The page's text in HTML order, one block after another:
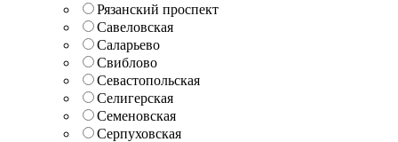
Рязанский проспект
Савеловская
Саларьево
Свиблово
Севастопольская
Селигерская
Семеновская
Серпуховская